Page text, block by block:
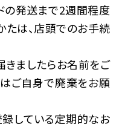
の発送まで2週間程度
たは、店頭でのお手続
ましたらお名前をご
ご自身で廃棄をお願
している定期的なお